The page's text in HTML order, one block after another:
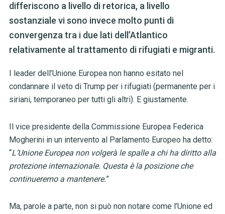
differiscono a livello di retorica, a livello
sostanziale vi sono invece molto punti di
convergenza tra i due lati dell’Atlantico
relativamente al trattamento di rifugiati e migranti.
I leader dell’Unione Europea non hanno esitato nel
condannare il veto di Trump per i rifugiati (permanente per i
siriani, temporaneo per tutti gli altri). E giustamente.
Il vice presidente della Commissione Europea Federica
Mogherini in un intervento al Parlamento Europeo ha detto:
“L’Unione Europea non volgerà le spalle a chi ha diritto alla
protezione internazionale. Questa è la posizione che
continueremo a mantenere.”
Ma, parole a parte, non si può non notare come l’Unione ed